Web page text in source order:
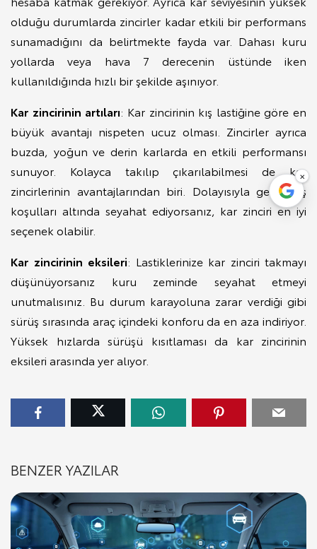
olduğu durumlarda zincirler kadar etkili bir performans
sunamadığını da belirtmekte fayda var. Dahası kuru
yollarda veya hava 7 derecenin üstünde iken
kullanıldığında hızlı bir şekilde aşınıyor.
Kar zincirinin artıları: Kar zincirinin kış lastiğine göre en
büyük avantajı nispeten ucuz olması. Zincirler ayrıca
buzda, yoğun ve derin karlarda en etkili performansı
sunuyor. Kolayca takılıp çıkarılabilmesi de kar
zincirlerinin avantajlarından biri. Dolayısıyla geçici kış
koşulları altında seyahat ediyorsanız, kar zinciri en iyi
seçenek olabilir.
Kar zincirinin eksileri: Lastiklerinize kar zinciri takmayı
düşünüyorsanız kuru zeminde seyahat etmeyi
unutmalısınız. Bu durum karayoluna zarar verdiği gibi
sürüş sırasında araç içindeki konforu da en aza indiriyor.
Yüksek hızlarda sürüşü kısıtlaması da kar zincirinin
eksileri arasında yer alıyor.
BENZER YAZILAR
×